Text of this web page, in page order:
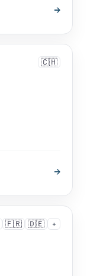
→
🇨🇭
→
🇫🇷 🇩🇪 +